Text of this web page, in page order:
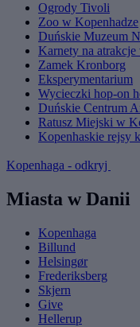
Ogrody Tivoli
Zoo w Kopenhadze
Duńskie Muzeum
Karnety na
Zamek Kronborg
Eksperymentarium
Wycieczki hop-on
Duńskie Centrum
Ratusz Miejski w
Kopenhaskie rejsy
Kopenhaga - odkryj
Miasta w Danii
Kopenhaga
Billund
Helsingør
Frederiksberg
Skjern
Give
Hellerup